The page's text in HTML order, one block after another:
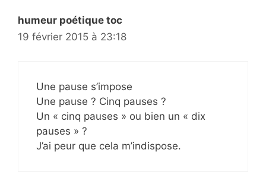
humeur poétique toc
19 février 2015 à 23:18
Une pause s’impose
Une pause ? Cinq pauses ?
Un « cinq pauses » ou bien un « dix
pauses » ?
J’ai peur que cela m’indispose.